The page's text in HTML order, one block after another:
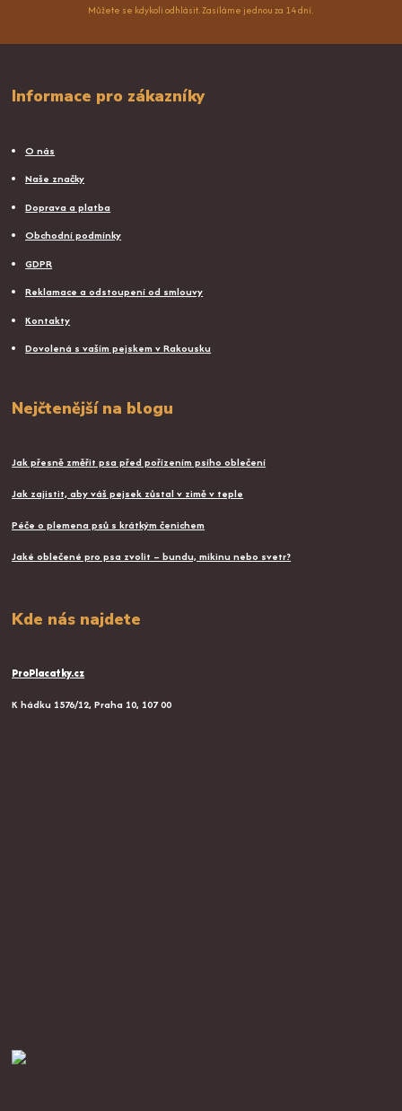
Můžete se kdykoli odhlásit. Zasíláme jednou za 14 dní.
Informace pro zákazníky
O nás
Naše značky
Doprava a platba
Obchodní podmínky
GDPR
Reklamace a odstoupení od smlouvy
Kontakty
Dovolená s vaším pejskem v Rakousku
Nejčtenější na blogu
Jak přesně změřit psa před pořízením psího oblečení
Jak zajistit, aby váš pejsek zůstal v zimě v teple
Péče o plemena psů s krátkým čenichem
Jaké oblečené pro psa zvolit – bundu, mikinu nebo svetr?
Kde nás najdete
ProPlacatky.cz
K hádku 1576/12, Praha 10, 107 00